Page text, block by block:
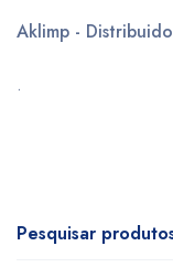
Aklimp -
.
Pesquisar